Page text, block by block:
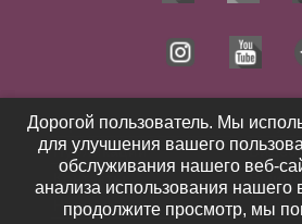
Юрист
Услуги
Публикации
Видео
Контакты
Новости
Дорогой пользователь. Мы
для улучшения вашего
обслуживания нашего веб-
анализа использования нашего
продолжите просмотр, мы
Дорогой пользователь. Мы
для улучшения вашего
обслуживания нашего веб-
анализа использования нашего
продолжите просмотр, мы